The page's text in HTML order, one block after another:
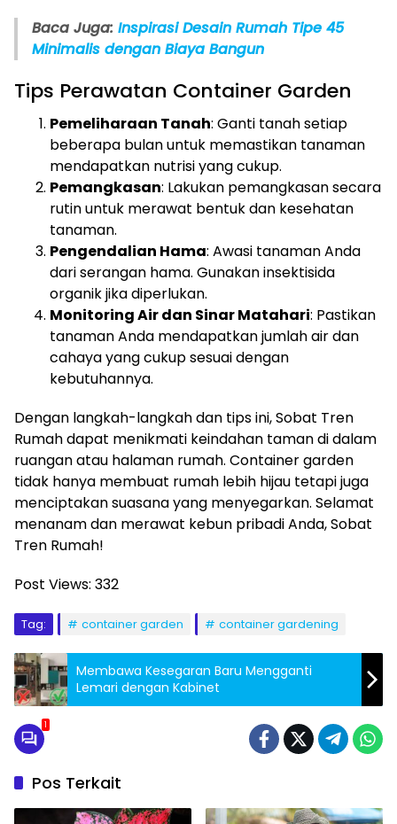
Baca Juga: Inspirasi Desain Rumah Tipe 45
Minimalis dengan Biaya Bangun
Tips Perawatan Container Garden
Pemeliharaan Tanah: Ganti tanah setiap
beberapa bulan untuk memastikan tanaman
mendapatkan nutrisi yang cukup.
Pemangkasan: Lakukan pemangkasan secara
rutin untuk merawat bentuk dan kesehatan
tanaman.
Pengendalian Hama: Awasi tanaman Anda
dari serangan hama. Gunakan insektisida
organik jika diperlukan.
Monitoring Air dan Sinar Matahari: Pastikan
tanaman Anda mendapatkan jumlah air dan
cahaya yang cukup sesuai dengan
kebutuhannya.
Dengan langkah-langkah dan tips ini, Sobat Tren
Rumah dapat menikmati keindahan taman di dalam
ruangan atau halaman rumah. Container garden
tidak hanya membuat rumah lebih hijau tetapi juga
menciptakan suasana yang menyegarkan. Selamat
menanam dan merawat kebun pribadi Anda, Sobat
Tren Rumah!
Post Views: 332
Tag: container garden container gardening
Membawa Kesegaran Baru Mengganti
Lemari dengan Kabinet
1
Pos Terkait